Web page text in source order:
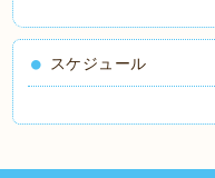
スケジュール